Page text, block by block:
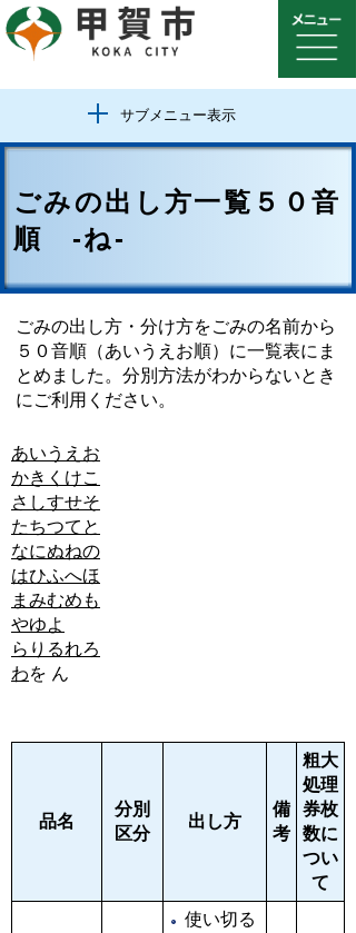
サブメニュー表示
ごみの出し方一覧５０音
順 -ね-
ごみの出し方・分け方をごみの名前から
５０音順（あいうえお順）に一覧表にま
とめました。分別方法がわからないとき
にご利用ください。
あい う え お
かき く けこ
さ しすせそ
たちつて と
なにぬねの
はひふへほ
ま みむめ も
やゆよ
ら り るれろ
わを ん
品名
分別
区分
出し方
備
考
粗大
処理
券枚
数に
つい
て
使い切る